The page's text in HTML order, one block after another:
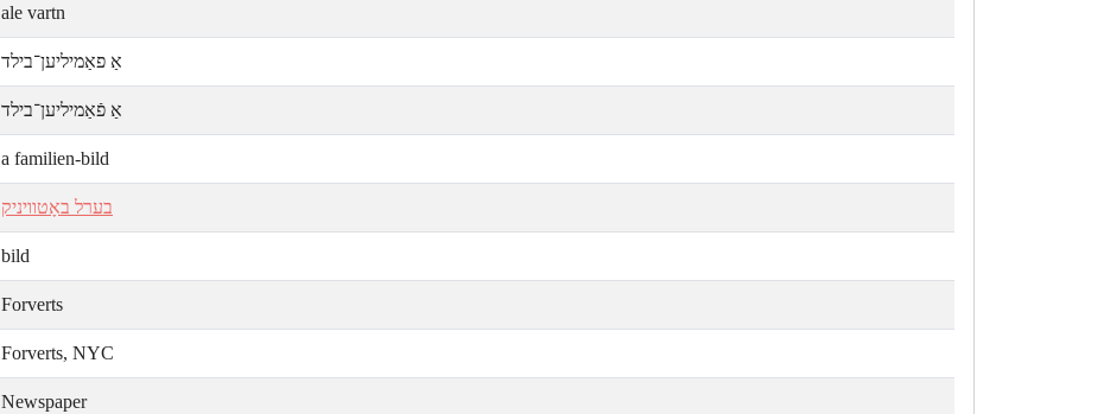
ale vartn
אַ פאַמיליען־בילד
אַ פֿאַמיליען־בילד
a familien-bild
בערל באָטוויניק
bild
Forverts
Forverts, NYC
Newspaper